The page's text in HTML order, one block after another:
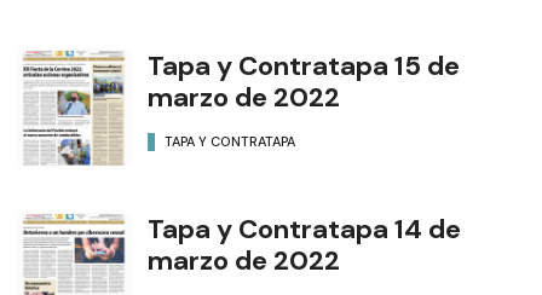
Tapa y Contratapa 15 de
marzo de 2022
TAPA Y CONTRATAPA
Tapa y Contratapa 14 de
marzo de 2022